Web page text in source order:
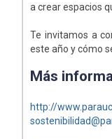
a crear espacios
Te invitamos a
este año y cómo
Más
http://